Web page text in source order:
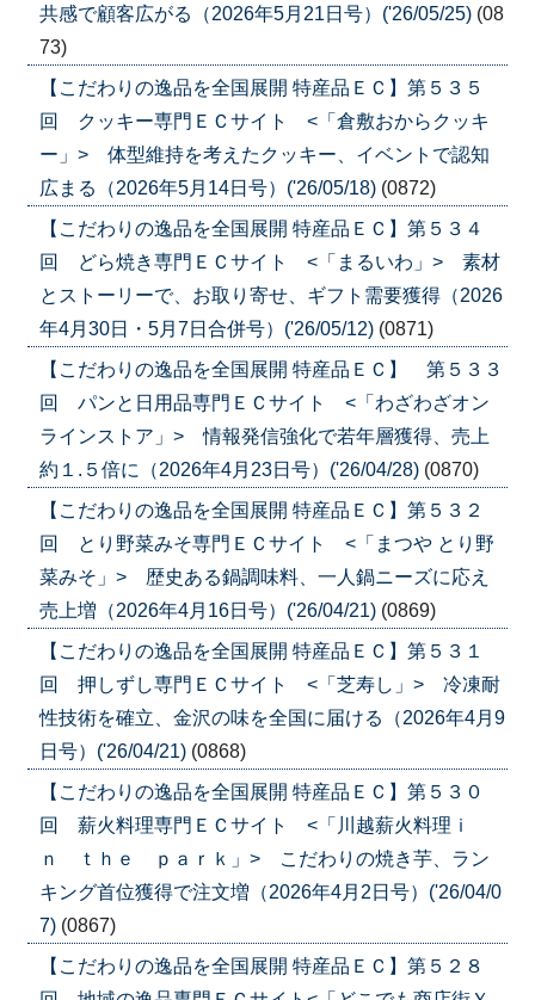
共感で顧客広がる（2026年5月21日号）('26/05/25) (08
73)
【こだわりの逸品を全国展開 特産品ＥＣ】第５３５
回 クッキー専門ＥＣサイト <「倉敷おからクッキ
ー」> 体型維持を考えたクッキー、イベントで認知
広まる（2026年5月14日号）('26/05/18) (0872)
【こだわりの逸品を全国展開 特産品ＥＣ】第５３４
回 どら焼き専門ＥＣサイト <「まるいわ」> 素材
とストーリーで、お取り寄せ、ギフト需要獲得（2026
年4月30日・5月7日合併号）('26/05/12) (0871)
【こだわりの逸品を全国展開 特産品ＥＣ】 第５３３
回 パンと日用品専門ＥＣサイト <「わざわざオン
ラインストア」> 情報発信強化で若年層獲得、売上
約１.５倍に（2026年4月23日号）('26/04/28) (0870)
【こだわりの逸品を全国展開 特産品ＥＣ】第５３２
回 とり野菜みそ専門ＥＣサイト <「まつや とり野
菜みそ」> 歴史ある鍋調味料、一人鍋ニーズに応え
売上増（2026年4月16日号）('26/04/21) (0869)
【こだわりの逸品を全国展開 特産品ＥＣ】第５３１
回 押しずし専門ＥＣサイト <「芝寿し」> 冷凍耐
性技術を確立、金沢の味を全国に届ける（2026年4月9
日号）('26/04/21) (0868)
【こだわりの逸品を全国展開 特産品ＥＣ】第５３０
回 薪火料理専門ＥＣサイト <「川越薪火料理ｉ
ｎ ｔｈｅ ｐａｒｋ」> こだわりの焼き芋、ラン
キング首位獲得で注文増（2026年4月2日号）('26/04/0
7) (0867)
【こだわりの逸品を全国展開 特産品ＥＣ】第５２８